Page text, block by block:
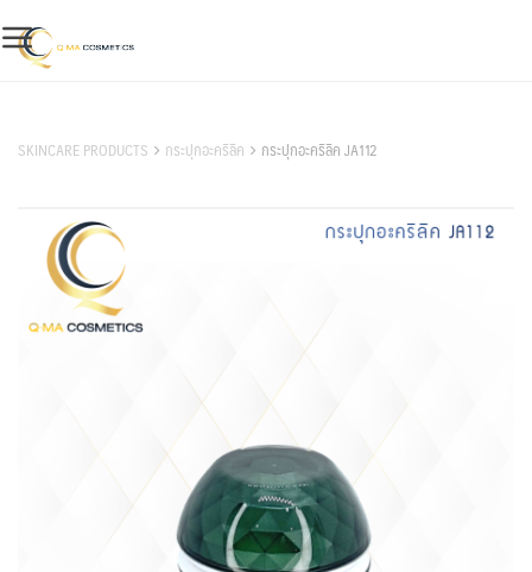
to
content
SKINCARE PRODUCTS กระปุกอะคริลิค กระปุกอะคริลิค JA112